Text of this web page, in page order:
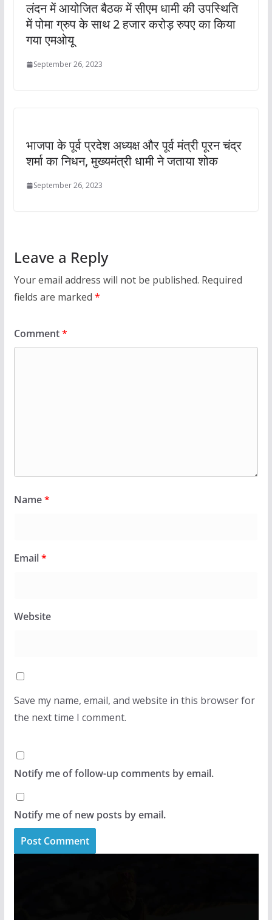
लंदन में आयोजित बैठक में सीएम धामी की उपस्थिति
में पोमा ग्रुप के साथ 2 हजार करोड़ रुपए का किया
गया एमओयू
September 26, 2023
भाजपा के पूर्व प्रदेश अध्यक्ष और पूर्व मंत्री पूरन चंद्र
शर्मा का निधन, मुख्यमंत्री धामी ने जताया शोक
September 26, 2023
Leave a Reply
Your email address will not be published. Required
fields are marked *
Comment*
Name*
Email*
Website
Save my name, email, and website in this browser for
the next time I comment.
Notify me of follow-up comments by email.
Notify me of new posts by email.